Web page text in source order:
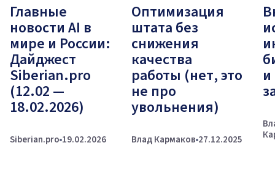
Главные
новости AI в
мире и России:
Дайджест
Siberian.pro
(12.02 —
18.02.2026)
Siberian.pro 19.02.2026
Оптимизация
штата без
снижения
качества
работы (нет, это
не про
увольнения)
Влад Кармаков 27.12.2025